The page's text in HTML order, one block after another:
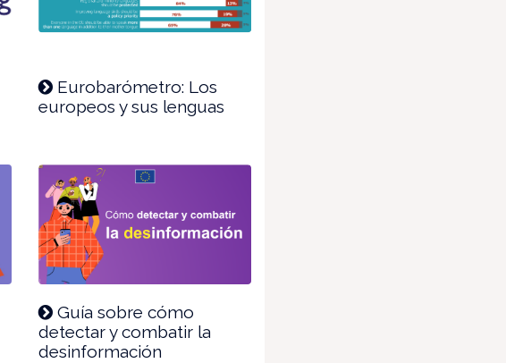
Eurobarómetro: Los
europeos y sus lenguas
Guía sobre cómo
detectar y combatir la
desinformación